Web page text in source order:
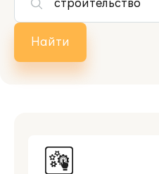
Найти